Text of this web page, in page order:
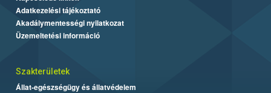
Adatkezelési tájékoztató
Akadálymentességi nyilatkozat
Üzemeltetési információ
Szakterületek
Állat-egészségügy és állatvédelem